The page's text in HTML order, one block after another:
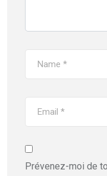
Prévenez-moi de